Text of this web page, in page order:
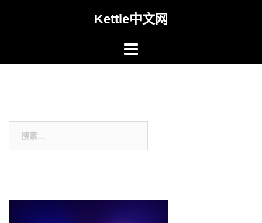
Kettle中文网
索：